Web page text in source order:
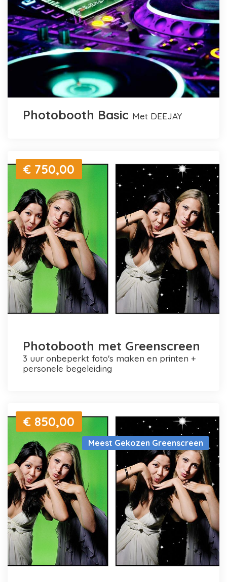
Photobooth Basic met DEEJAY
€ 750,00
Photobooth met Greenscreen
3 uur onbeperkt foto's maken en printen +
personele begeleiding
Meest Gekozen Greenscreen
€ 850,00